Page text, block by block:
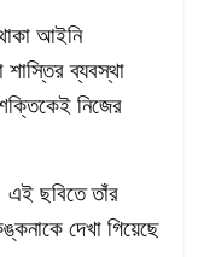
আইনি
ব্যবস্থা
নিজের
এই ছবিতে তাঁর
দেখা গিয়েছে